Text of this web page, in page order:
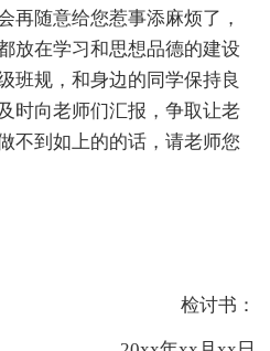
再随意给您惹事添麻烦了，
放在学习和思想品德的建设
班规，和身边的同学保持良
时向老师们汇报，争取让老
不到如上的的话，请老师您
检讨书：